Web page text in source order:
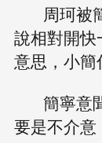
周珂被
說相對開
意思，小簡
簡寧意
要是不介意